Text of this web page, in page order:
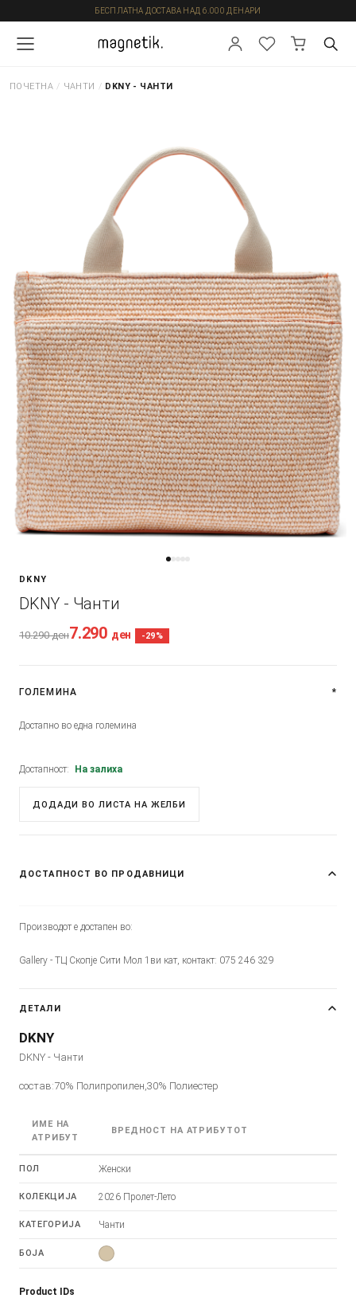
БЕСПЛАТНА ДОСТАВА НАД 6.000 ДЕНАРИ
ПОЧЕТНА / ЧАНТИ / DKNY - ЧАНТИ
DKNY
DKNY - Чанти
10.290ден7.290 ден -29%
ГОЛЕМИНА *
Достапно во една големина
Достапност: На залиха
ДОДАДИ ВО ЛИСТА НА ЖЕЛБИ
ДОСТАПНОСТ ВО ПРОДАВНИЦИ
Производот е достапен во:
Gallery - ТЦ Скопје Сити Мол 1ви кат, контакт: 075 246 329
ДЕТАЛИ
DKNY
DKNY - Чанти
состав:70% Полипропилен,30% Полиестер
ИМЕ НА
АТРИБУТ
ВРЕДНОСТ НА АТРИБУТОТ
ПОЛ Женски
КОЛЕКЦИЈА 2026 Пролет-Лето
КАТЕГОРИЈА Чанти
БОЈА
Product IDs